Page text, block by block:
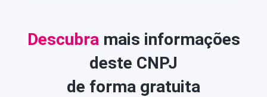
Descubra mais informações
deste CNPJ
de forma gratuita